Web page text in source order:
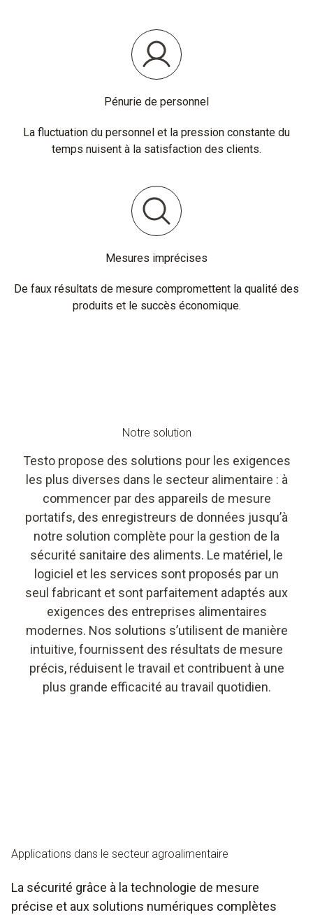
Pénurie de personnel
La fluctuation du personnel et la pression constante du
temps nuisent à la satisfaction des clients.
Mesures imprécises
De faux résultats de mesure compromettent la qualité des
produits et le succès économique.
Notre solution
Testo propose des solutions pour les exigences
les plus diverses dans le secteur alimentaire : à
commencer par des appareils de mesure
portatifs, des enregistreurs de données jusqu’à
notre solution complète pour la gestion de la
sécurité sanitaire des aliments. Le matériel, le
logiciel et les services sont proposés par un
seul fabricant et sont parfaitement adaptés aux
exigences des entreprises alimentaires
modernes. Nos solutions s’utilisent de manière
intuitive, fournissent des résultats de mesure
précis, réduisent le travail et contribuent à une
plus grande efficacité au travail quotidien.
Applications dans le secteur agroalimentaire
La sécurité grâce à la technologie de mesure
précise et aux solutions numériques complètes